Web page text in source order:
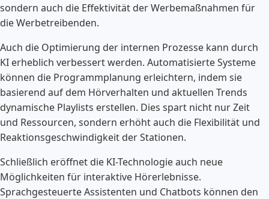
sondern auch die Effektivität der Werbemaßnahmen für
die Werbetreibenden.
Auch die Optimierung der internen Prozesse kann durch
KI erheblich verbessert werden. Automatisierte Systeme
können die Programmplanung erleichtern, indem sie
basierend auf dem Hörverhalten und aktuellen Trends
dynamische Playlists erstellen. Dies spart nicht nur Zeit
und Ressourcen, sondern erhöht auch die Flexibilität und
Reaktionsgeschwindigkeit der Stationen.
Schließlich eröffnet die KI-Technologie auch neue
Möglichkeiten für interaktive Hörerlebnisse.
Sprachgesteuerte Assistenten und Chatbots können den